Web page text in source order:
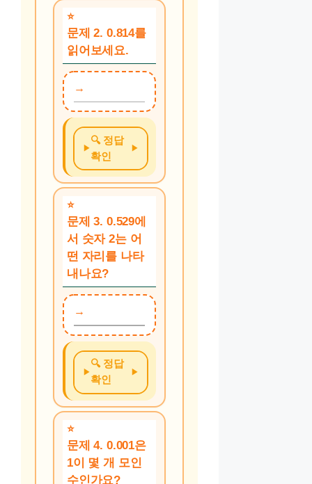
문제 2. 0.814를
읽어보세요.
🔍 정답
확인
문제 3. 0.529에
서 숫자 2는 어
떤 자리를 나타
내나요?
🔍 정답
확인
문제 4. 0.001은
1이 몇 개 모인
수인가요?